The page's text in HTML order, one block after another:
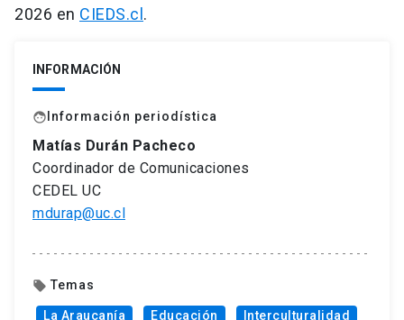
2026 en CIEDS.cl .
INFORMACIÓN
face Información periodística
Matías Durán Pacheco
Coordinador de Comunicaciones
CEDEL UC
mdurap@uc.cl
local_offer Temas
La Araucanía Educación
Interculturalidad